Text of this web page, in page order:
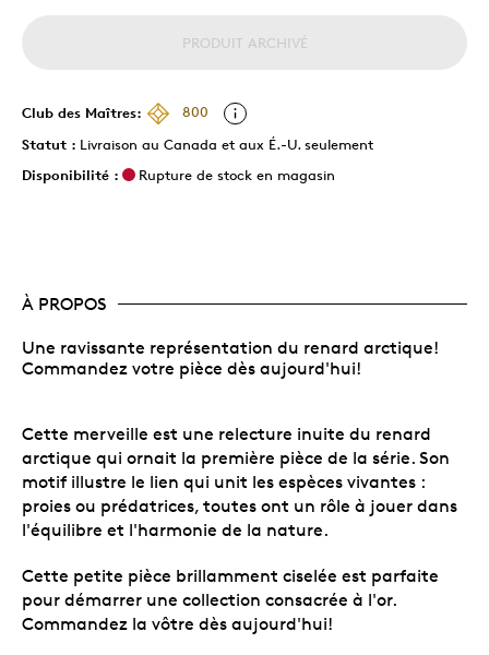
PRODUIT ARCHIVÉ
Club des Maîtres:
800
Statut : Livraison au Canada et aux É.-U. seulement
Disponibilité :
Rupture de stock en magasin
À PROPOS
Une ravissante représentation du renard arctique!
Commandez votre pièce dès aujourd'hui!
Cette merveille est une relecture inuite du renard
arctique qui ornait la première pièce de la série. Son
motif illustre le lien qui unit les espèces vivantes :
proies ou prédatrices, toutes ont un rôle à jouer dans
l'équilibre et l'harmonie de la nature.
Cette petite pièce brillamment ciselée est parfaite
pour démarrer une collection consacrée à l'or.
Commandez la vôtre dès aujourd'hui!